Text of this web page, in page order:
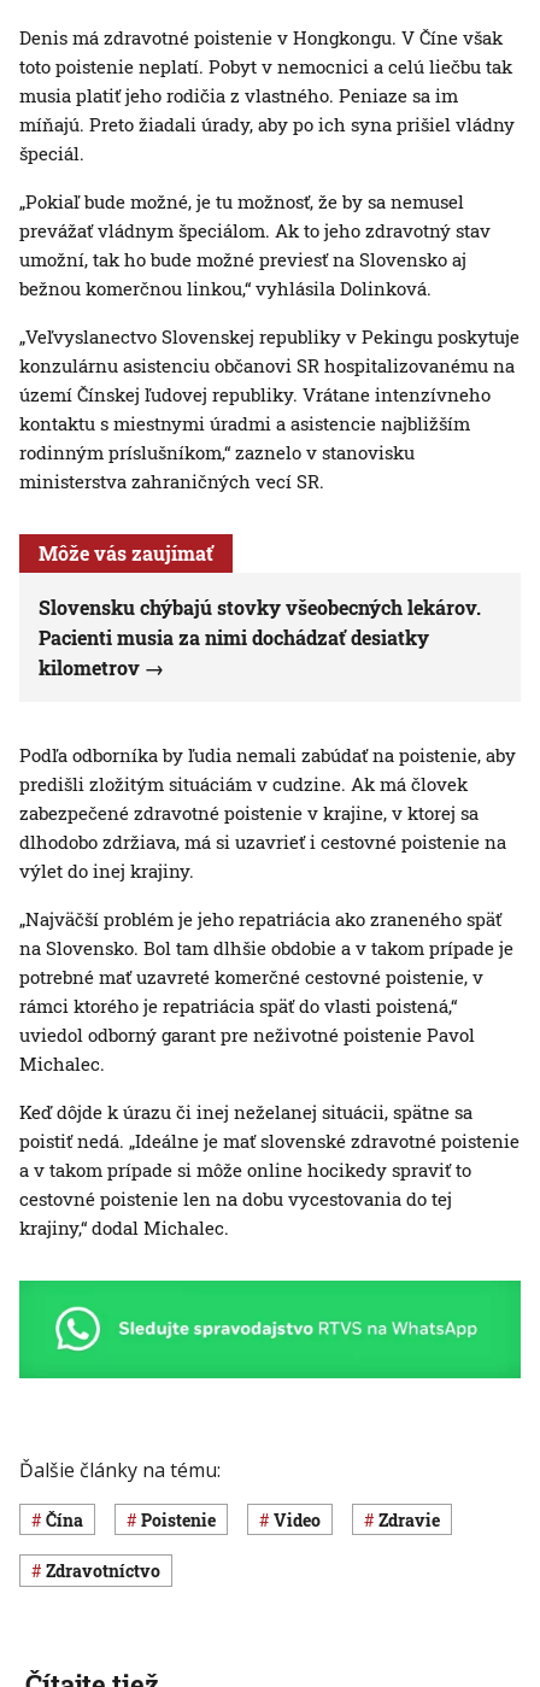
Denis má zdravotné poistenie v Hongkongu. V Číne však
toto poistenie neplatí. Pobyt v nemocnici a celú liečbu tak
musia platiť jeho rodičia z vlastného. Peniaze sa im
míňajú. Preto žiadali úrady, aby po ich syna prišiel vládny
špeciál.
„Pokiaľ bude možné, je tu možnosť, že by sa nemusel
prevážať vládnym špeciálom. Ak to jeho zdravotný stav
umožní, tak ho bude možné previesť na Slovensko aj
bežnou komerčnou linkou,“ vyhlásila Dolinková.
„Veľvyslanectvo Slovenskej republiky v Pekingu poskytuje
konzulárnu asistenciu občanovi SR hospitalizovanému na
území Čínskej ľudovej republiky. Vrátane intenzívneho
kontaktu s miestnymi úradmi a asistencie najbližším
rodinným príslušníkom,“ zaznelo v stanovisku
ministerstva zahraničných vecí SR.
Môže vás zaujímať
Slovensku chýbajú stovky všeobecných lekárov.
Pacienti musia za nimi dochádzať desiatky
kilometrov
Podľa odborníka by ľudia nemali zabúdať na poistenie, aby
predišli zložitým situáciám v cudzine. Ak má človek
zabezpečené zdravotné poistenie v krajine, v ktorej sa
dlhodobo zdržiava, má si uzavrieť i cestovné poistenie na
výlet do inej krajiny.
„Najväčší problém je jeho repatriácia ako zraneného späť
na Slovensko. Bol tam dlhšie obdobie a v takom prípade je
potrebné mať uzavreté komerčné cestovné poistenie, v
rámci ktorého je repatriácia späť do vlasti poistená,“
uviedol odborný garant pre neživotné poistenie Pavol
Michalec.
Keď dôjde k úrazu či inej neželanej situácii, spätne sa
poistiť nedá. „Ideálne je mať slovenské zdravotné poistenie
a v takom prípade si môže online hocikedy spraviť to
cestovné poistenie len na dobu vycestovania do tej
krajiny,“ dodal Michalec.
Ďalšie články na tému:
Čína poistenie Video Zdravie
Zdravotníctvo